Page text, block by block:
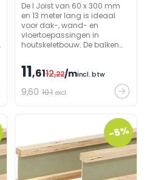
De I Joist van 60 x 300 mm
en 13 meter lang is ideaal
voor dak-, wand- en
vloertoepassingen in
houtskeletbouw. De balken
massief hout en hebben een
draagvermogen dat grote
overbruggen.
11,6112,22/mincl. btw
9,60 10.1 excl.
-5%